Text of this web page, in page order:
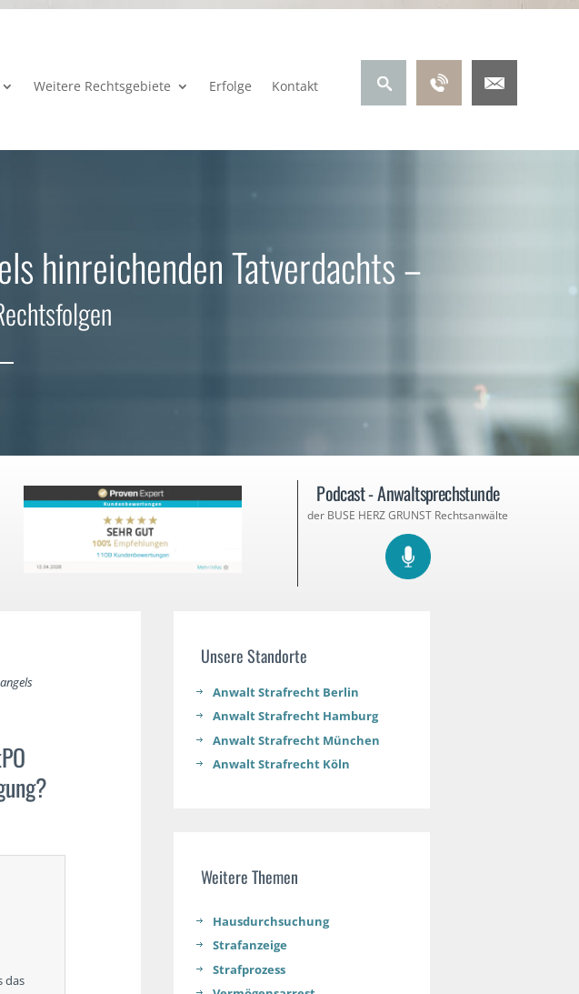
Weitere Rechtsgebiete Erfolge Kontakt
hinreichenden Tatverdachts –
Podcast - Anwaltsprechstunde
der BUSE HERZ GRUNST Rechtsanwälte
das
Unsere Standorte
Anwalt Strafrecht Berlin
Anwalt Strafrecht Hamburg
Anwalt Strafrecht München
Anwalt Strafrecht Köln
Weitere Themen
Hausdurchsuchung
Strafanzeige
Strafprozess